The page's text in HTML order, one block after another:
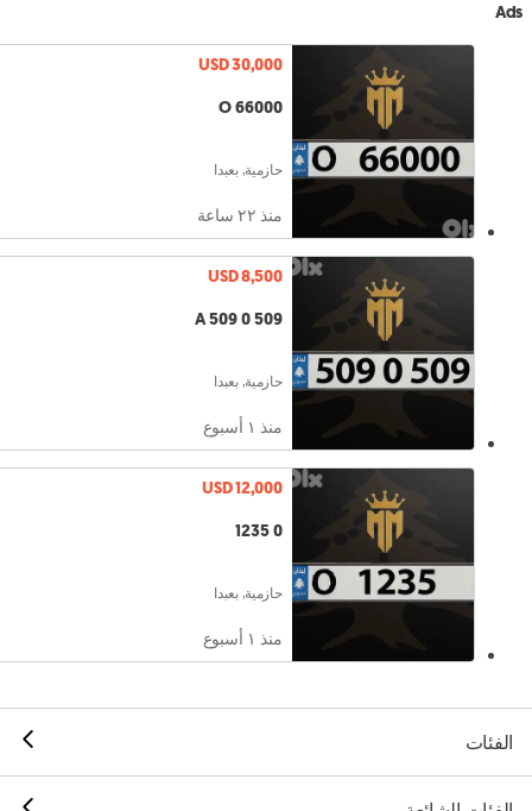
Ads
USD 30,000
O 66000
حازمية, بعبدا
منذ ٢٢ ساعة
USD 8,500
A 509 0 509
حازمية, بعبدا
منذ ١ أسبوع
USD 12,000
0 1235
حازمية, بعبدا
منذ ١ أسبوع
الفئات